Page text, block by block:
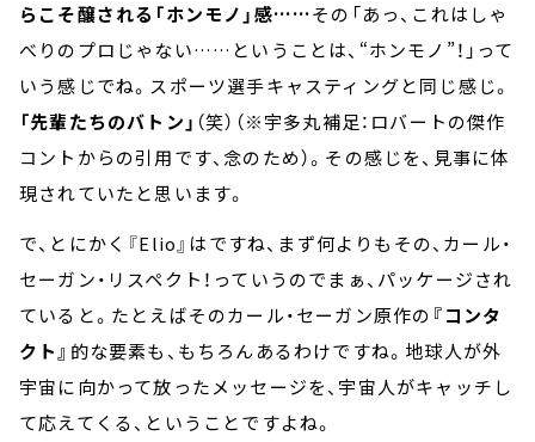
らこそ醸される「ホンモノ」感……その「あっ、これはしゃ
べりのプロじゃない……ということは、“ホンモノ”！」って
いう感じでね。スポーツ選手キャスティングと同じ感じ。
「先輩たちのバトン」 （笑）（※宇多丸補足：ロバートの傑作
コントからの引用です、念のため）。その感じを、見事に体
現されていたと思います。
で、とにかく『Elio』はですね、まず何よりもその、カール・
セーガン・リスペクト！っていうのでまぁ、パッケージされ
ていると。たとえばそのカール・セーガン原作の 『コンタ
クト』 的な要素も、もちろんあるわけですね。地球人が外
宇宙に向かって放ったメッセージを、宇宙人がキャッチし
て応えてくる、ということですよね。